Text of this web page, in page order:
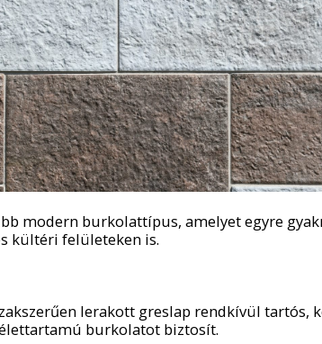
modern burkolattípus, amelyet egyre
kültéri felületeken is.
lerakott greslap rendkívül tartós,
burkolatot biztosít.